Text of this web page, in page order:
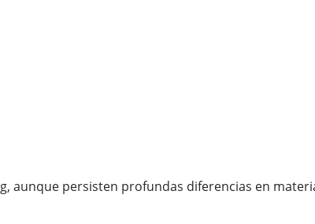
aunque persisten profundas diferencias en